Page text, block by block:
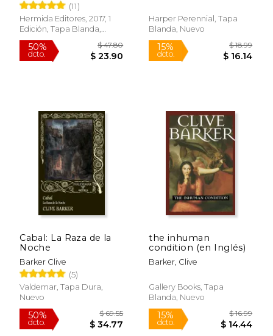
$ 22.06
(11)
Hermida Editores, 2017, 1
Edición, Tapa Blanda,
Nuevo
Harper Perennial, Tapa
Blanda, Nuevo
Cabal: La Raza de la
Noche
Barker Clive
(5)
Valdemar, Tapa Dura,
Nuevo
the inhuman
condition (en Inglés)
Barker, Clive
Gallery Books, Tapa
Blanda, Nuevo